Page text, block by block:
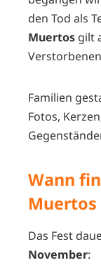
den Tod als
Muertos gilt
Familien
Fotos,
Wann
Das Fest
November: